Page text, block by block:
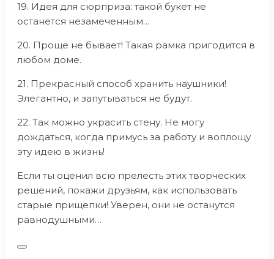
19. Идея для сюрприза: такой букет не
останется незамеченным…
20. Проще не бывает! Такая рамка пригодится в
любом доме.
21. Прекрасный способ хранить наушники!
Элегантно, и запутываться не будут.
22. Так можно украсить стену. Не могу
дождаться, когда примусь за работу и воплощу
эту идею в жизнь!
Если ты оценил всю прелесть этих творческих
решений, покажи друзьям, как использовать
старые прищепки! Уверен, они не останутся
равнодушными…